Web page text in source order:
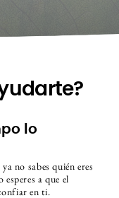
lo
no sabes quién eres
a que el
en ti.